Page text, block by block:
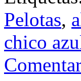
Pelotas,
chico